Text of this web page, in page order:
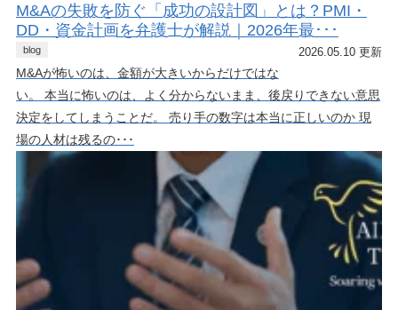
M&Aの失敗を防ぐ「成功の設計図」とは？PMI・
DD・資金計画を弁護士が解説｜2026年最･･･
blog 2026.05.10 更新
M&Aが怖いのは、金額が大きいからだけではな
い。 本当に怖いのは、よく分からないまま、後戻りできない意思
決定をしてしまうことだ。 売り手の数字は本当に正しいのか 現
場の人材は残るの･･･